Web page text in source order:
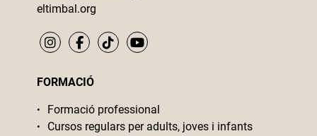
eltimbal.org
FORMACIÓ
Formació professional
Cursos regulars per adults, joves i infants